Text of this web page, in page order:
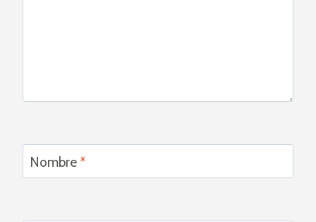
Nombre *